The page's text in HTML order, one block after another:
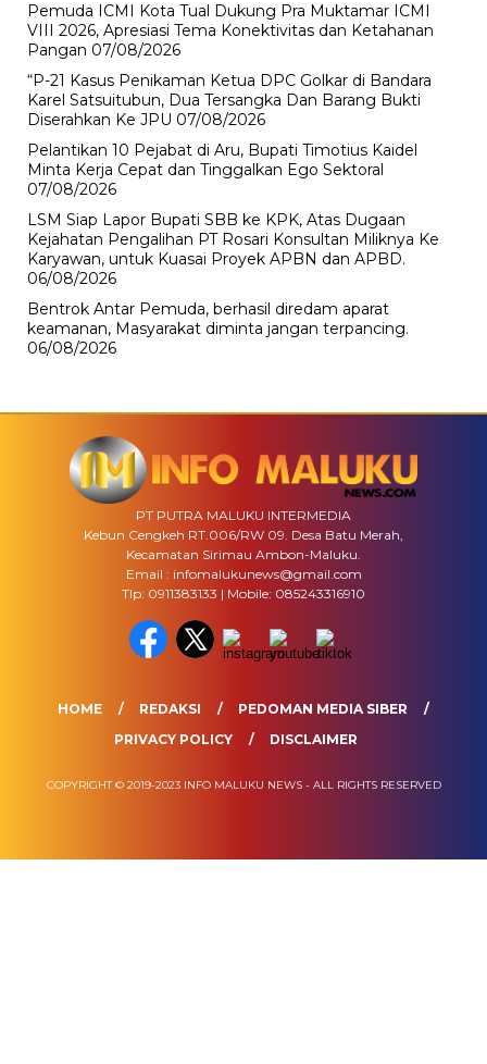
Pemuda ICMI Kota Tual Dukung Pra Muktamar ICMI
VIII 2026, Apresiasi Tema Konektivitas dan Ketahanan
Pangan 07/08/2026
“P-21 Kasus Penikaman Ketua DPC Golkar di Bandara
Karel Satsuitubun, Dua Tersangka Dan Barang Bukti
Diserahkan Ke JPU 07/08/2026
Pelantikan 10 Pejabat di Aru, Bupati Timotius Kaidel
Minta Kerja Cepat dan Tinggalkan Ego Sektoral
07/08/2026
LSM Siap Lapor Bupati SBB ke KPK, Atas Dugaan
Kejahatan Pengalihan PT Rosari Konsultan Miliknya Ke
Karyawan, untuk Kuasai Proyek APBN dan APBD.
06/08/2026
Bentrok Antar Pemuda, berhasil diredam aparat
keamanan, Masyarakat diminta jangan terpancing.
06/08/2026
PT PUTRA MALUKU INTERMEDIA
Kebun Cengkeh RT.006/RW 09. Desa Batu Merah,
Kecamatan Sirimau Ambon-Maluku.
Email : infomalukunews@gmail.com
Tlp: 0911383133 | Mobile: 085243316910
HOME REDAKSI
PEDOMAN MEDIA SIBER
PRIVACY POLICY
DISCLAIMER
COPYRIGHT © 2019-2023 INFO MALUKU NEWS - ALL RIGHTS RESERVED